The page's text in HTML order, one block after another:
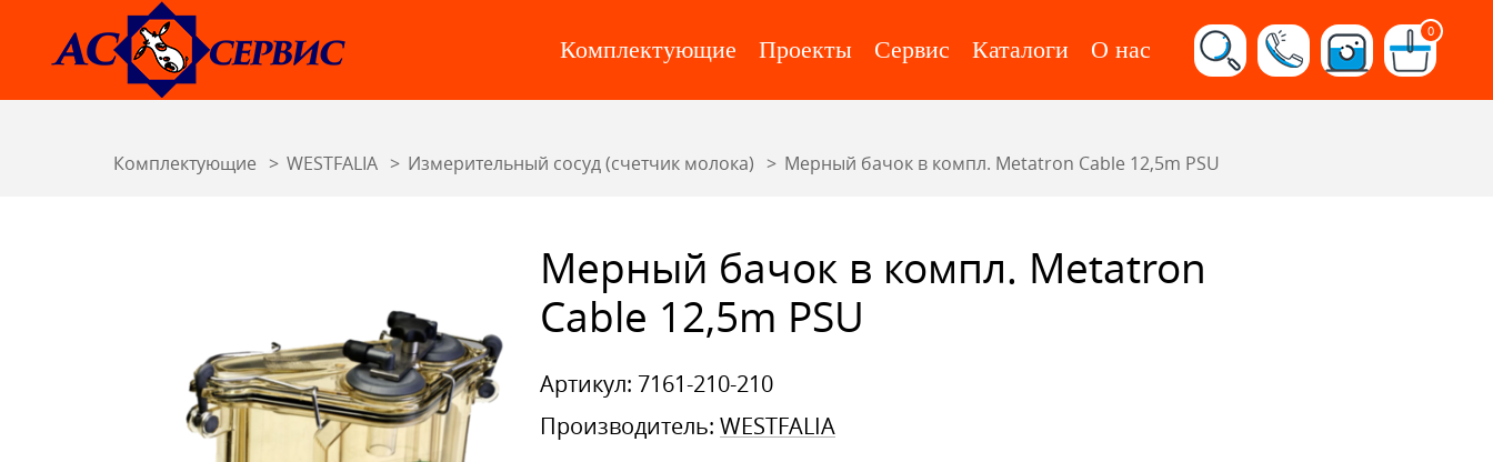
Комплектующие Проекты Сервис Каталоги О нас
0
Комплектующие WESTFALIA Измерительный сосуд (счетчик молока) Мерный бачок в компл. Metatron Cable 12,5m PSU
Мерный бачок в компл. Metatron
Cable 12,5m PSU
Артикул: 7161-210-210
Производитель: WESTFALIA